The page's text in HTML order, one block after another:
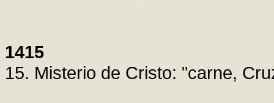
1415
15. Misterio de Cristo: "carne,